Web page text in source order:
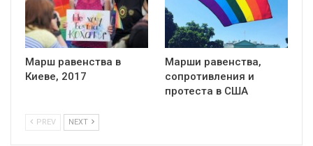
Марш равенства в
Киеве, 2017
Марши равенства,
сопротивления и
протеста в США
PREV NEXT